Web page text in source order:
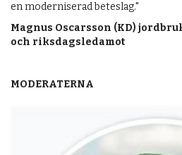
en moderniserad beteslag."
Magnus Oscarsson (KD)
och riksdagsledamot
MODERATERNA